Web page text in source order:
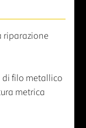
riparazione
di filo metallico
metrica